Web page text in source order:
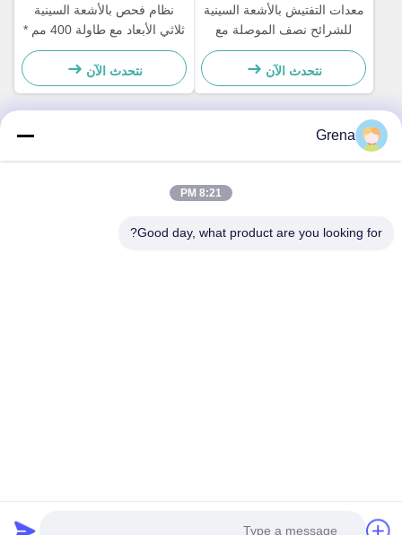
معدات التفتيش بالأشعة السينية
للشرائح نصف الموصلة مع
مسرح كبير 400 × 400 مم
وقدرة حمولة 10 كجم
نتحدث الآن
نظام فحص بالأشعة السينية
ثلاثي الأبعاد مع طاولة 400 مم *
400 مم لتحقيق الفحص التلقائي
بكميات كبيرة
نتحدث الآن
5F,B3, مصنع أندا للإلكترونيات الصناعية، مجتمع هيبينغ، شارع فوهي،
Grena
8:21 PM
Good day, what product are you looking for?